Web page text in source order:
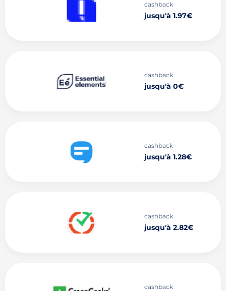
cashback
jusqu'à 1.97€
cashback
jusqu'à 0€
cashback
jusqu'à 1.28€
cashback
jusqu'à 2.82€
cashback